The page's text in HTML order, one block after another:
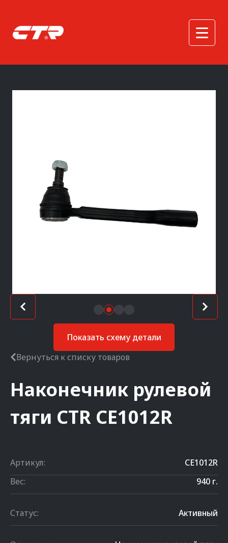
Показать схему детали
Вернуться к списку товаров
Наконечник рулевой
тяги CTR CE1012R
Артикул:
CE1012R
Вес:
940 г.
Статус: Активный